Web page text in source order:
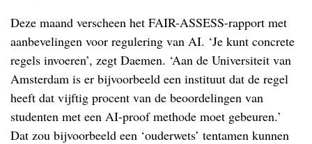
Deze maand verscheen het FAIR-ASSESS-rapport met
aanbevelingen voor regulering van AI. ‘Je kunt concrete
regels invoeren’, zegt Daemen. ‘Aan de Universiteit van
Amsterdam is er bijvoorbeeld een instituut dat de regel
heeft dat vijftig procent van de beoordelingen van
studenten met een AI-proof methode moet gebeuren.’
Dat zou bijvoorbeeld een ‘ouderwets’ tentamen kunnen